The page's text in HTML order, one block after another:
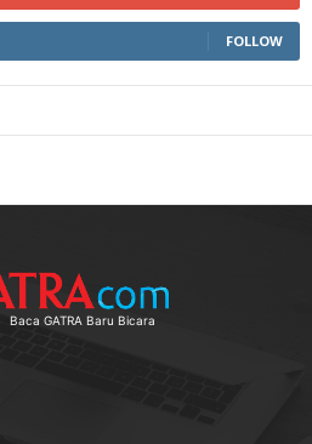
FOLLOW